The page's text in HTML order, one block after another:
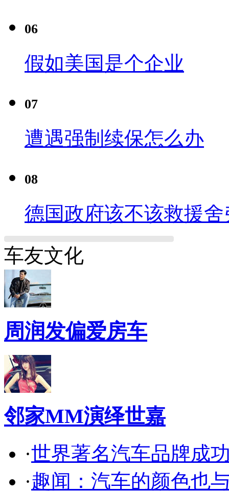
06
假如美国是个企业
07
遭遇强制续保怎么办
08
德国政府该不该救援舍
车友文化
周润发偏爱房车
邻家MM演绎世嘉
·世界著名汽车品牌成
·趣闻：汽车的颜色也